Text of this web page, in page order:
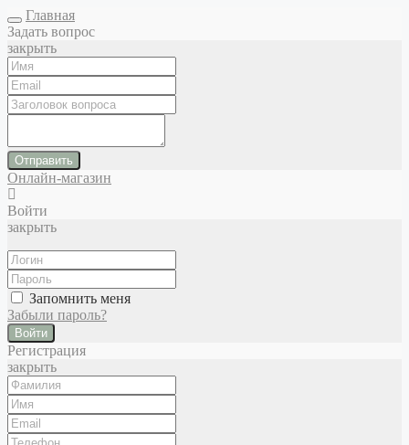
Главная
Задать вопрос
закрыть
Отправить
Онлайн-магазин
Войти
закрыть
Запомнить меня
Забыли пароль?
Войти
Регистрация
закрыть